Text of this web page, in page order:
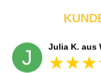
J Julia K. aus